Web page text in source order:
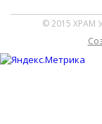
© 2015 ХРАМ